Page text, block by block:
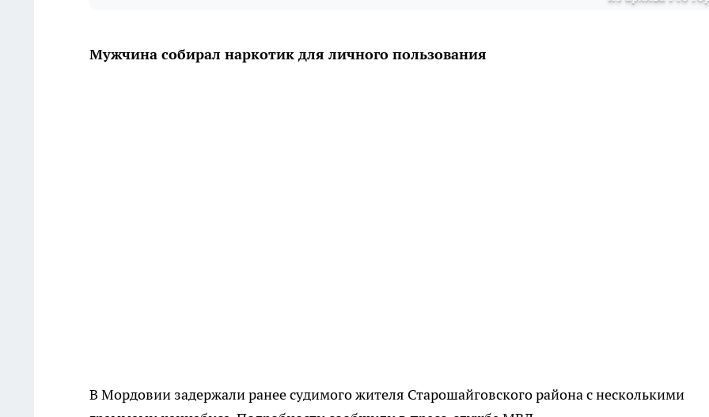
Мужчина собирал наркотик для личного пользования
В Мордовии задержали ранее судимого жителя Старошайговского района с несколькими